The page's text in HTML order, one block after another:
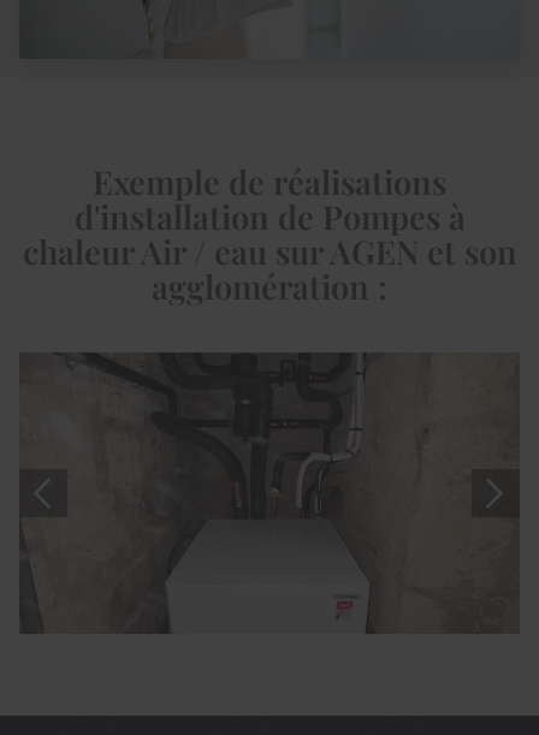
Exemple de réalisations
d'installation de Pompes à
chaleurAir / eau sur AGEN et son
agglomération :